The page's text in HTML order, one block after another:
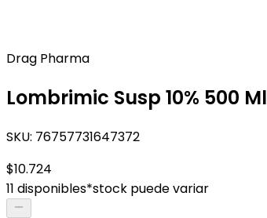
Drag Pharma
Lombrimic Susp 10% 500 Ml
SKU: 76757731647372
$10.724
11 disponibles*stock puede variar